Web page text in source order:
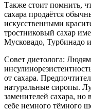
Также стоит помнить,
сахара продаётся
искусственными
тростниковый сахар
Мусковадо, Турбинадо
Совет диетолога:
от сахара.
натуральные сиропы.
заменителей сахара,
себе немного тёмного